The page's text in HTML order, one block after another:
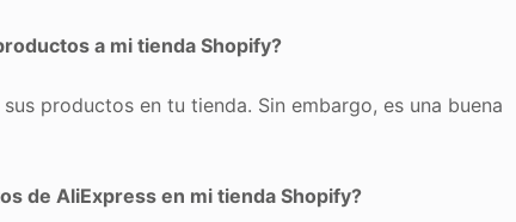
a mi tienda Shopify?
productos en tu tienda. Sin embargo, es una buena
de AliExpress en mi tienda Shopify?